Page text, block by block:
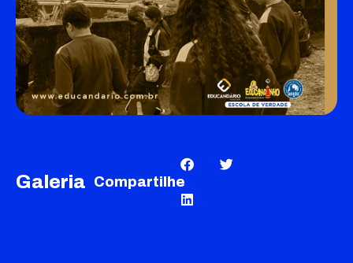
Galeria Compartilhe